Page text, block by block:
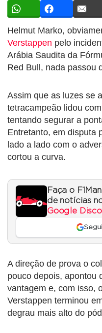
Helmut Marko,
Verstappen pelo
Arábia Saudita da
Red Bull, nada passou
Assim que as luzes se
tetracampeão lidou
tentando segurar a
Entretanto, em disputa
lado a lado com o
cortou a curva.
Faça o
de notícias
Google
A direção de prova o
pouco depois, apontou
vantagem e, com isso,
Verstappen terminou
degrau mais alto do